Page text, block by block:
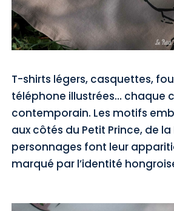
T-shirts légers, casquettes,
téléphone illustrées… chaque
contemporain. Les motifs
aux côtés du Petit Prince, de
personnages font leur
marqué par l’identité